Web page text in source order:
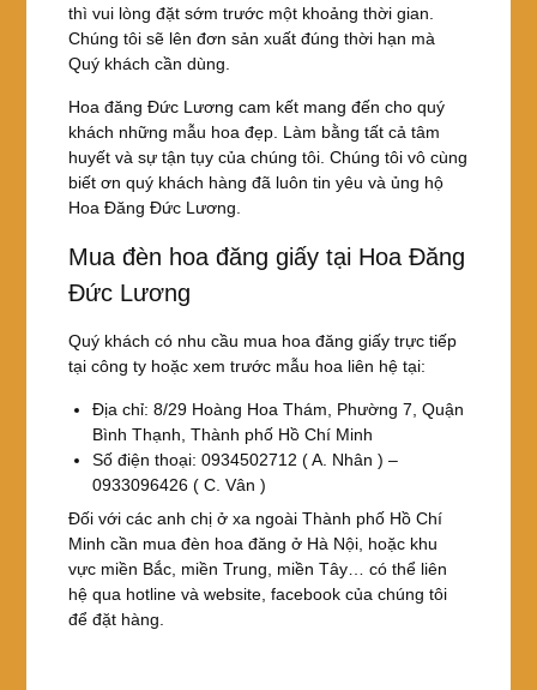
thì vui lòng đặt sớm trước một khoảng thời gian.
Chúng tôi sẽ lên đơn sản xuất đúng thời hạn mà
Quý khách cần dùng.
Hoa đăng Đức Lương cam kết mang đến cho quý
khách những mẫu hoa đẹp. Làm bằng tất cả tâm
huyết và sự tận tụy của chúng tôi. Chúng tôi vô cùng
biết ơn quý khách hàng đã luôn tin yêu và ủng hộ
Hoa Đăng Đức Lương.
Mua đèn hoa đăng giấy tại Hoa Đăng
Đức Lương
Quý khách có nhu cầu mua hoa đăng giấy trực tiếp
tại công ty hoặc xem trước mẫu hoa liên hệ tại:
Địa chỉ: 8/29 Hoàng Hoa Thám, Phường 7, Quận
Bình Thạnh, Thành phố Hồ Chí Minh
Số điện thoại: 0934502712 ( A. Nhân ) –
0933096426 ( C. Vân )
Đối với các anh chị ở xa ngoài Thành phố Hồ Chí
Minh cần mua đèn hoa đăng ở Hà Nội, hoặc khu
vực miền Bắc, miền Trung, miền Tây… có thể liên
hệ qua hotline và website, facebook của chúng tôi
để đặt hàng.